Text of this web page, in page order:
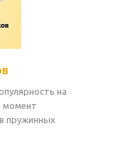
на
момент
пружинных